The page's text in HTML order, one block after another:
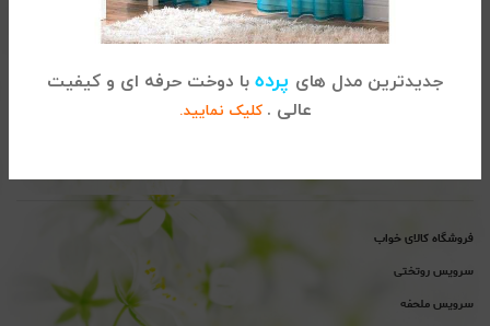
جدیدترین مدل های پرده با دوخت حرفه ای و کیفیت
عالی . کلیک نمایید.
تماس با کالای خواب
خواجه عبداله انصاری ، پلاک 915
02122864681
فروشگاه کالای خواب
سرویس روتختی
سرویس ملحفه